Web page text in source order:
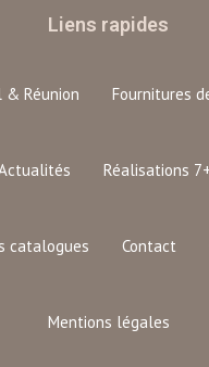
Liens rapides
& Réunion Fournitures
Réalisations
catalogues Contact
Mentions légales